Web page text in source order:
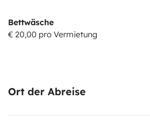
Bettwäsche
€ 20,00 pro Vermietung
Ort der Abreise